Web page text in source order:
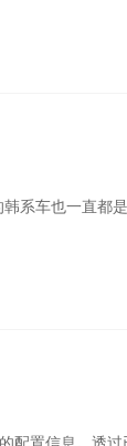
系车也一直都